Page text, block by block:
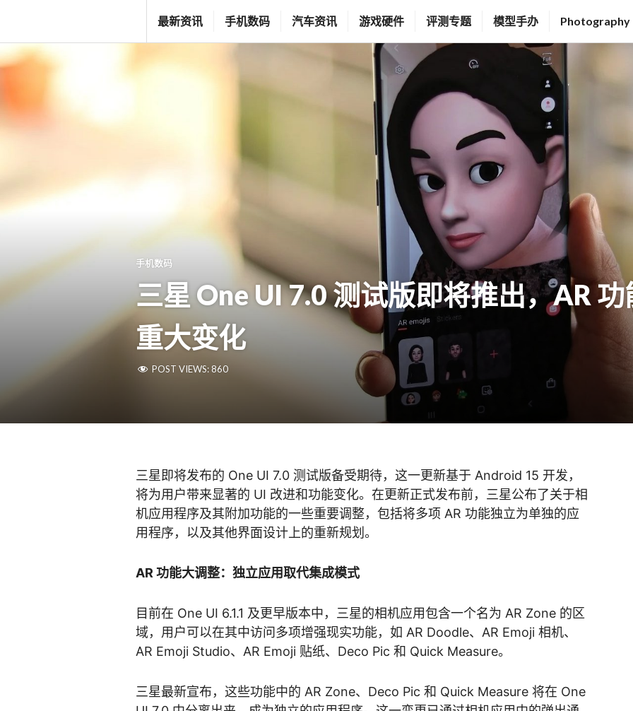
内
容
G
Y
L
最新资讯 手机数码 汽车资讯 游戏硬件 评测专题 模型手办 Photography
手机数码
三星 One UI 7.0 测试版即将推出，AR
重大变化
POST VIEWS:860
三星即将发布的 One UI 7.0 测试版备受期待，这一更新基于 Android 15 开发，
将为用户带来显著的 UI 改进和功能变化。在更新正式发布前，三星公布了关于相
机应用程序及其附加功能的一些重要调整，包括将多项 AR 功能独立为单独的应
用程序，以及其他界面设计上的重新规划。
AR 功能大调整：独立应用取代集成模式
目前在 One UI 6.1.1 及更早版本中，三星的相机应用包含一个名为 AR Zone 的区
域，用户可以在其中访问多项增强现实功能，如 AR Doodle、AR Emoji 相机、
AR Emoji Studio、AR Emoji 贴纸、Deco Pic 和 Quick Measure。
三星最新宣布，这些功能中的 AR Zone、Deco Pic 和 Quick Measure 将在 One